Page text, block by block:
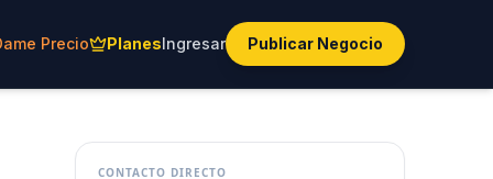
Precio PlanesIngresar Publicar Negocio
CONTACTO DIRECTO